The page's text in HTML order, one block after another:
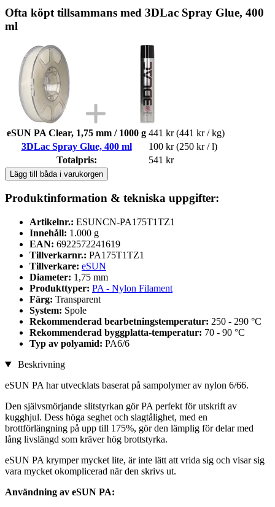
Ofta köpt tillsammans med 3DLac Spray Glue, 400
ml
eSUN PA Clear, 1,75 mm / 1000 g 441 kr (441 kr / kg)
3DLac Spray Glue, 400 ml
100 kr (250 kr / l)
Totalpris:
541 kr
Lägg till båda i varukorgen
Produktinformation & tekniska uppgifter:
Artikelnr.: ESUNCN-PA175T1TZ1
Innehåll: 1.000 g
EAN: 6922572241619
Tillverkarnr.: PA175T1TZ1
Tillverkare: eSUN
Diameter: 1,75 mm
Produkttyper: PA - Nylon Filament
Färg: Transparent
System: Spole
Rekommenderad bearbetningstemperatur: 250 - 290 °C
Rekommenderad byggplatta-temperatur: 70 - 90 °C
Typ av polyamid: PA6/6
Beskrivning
eSUN PA har utvecklats baserat på sampolymer av nylon 6/66.
Den självsmörjande slitstyrkan gör PA perfekt för utskrift av
kugghjul. Dess höga seghet och slagtålighet, med en
brottförlängning på upp till 175%, gör den lämplig för delar med
lång livslängd som kräver hög brottstyrka.
eSUN PA krymper mycket lite, är inte lätt att vrida sig och visar sig
vara mycket okomplicerad när den skrivs ut.
Användning av eSUN PA: